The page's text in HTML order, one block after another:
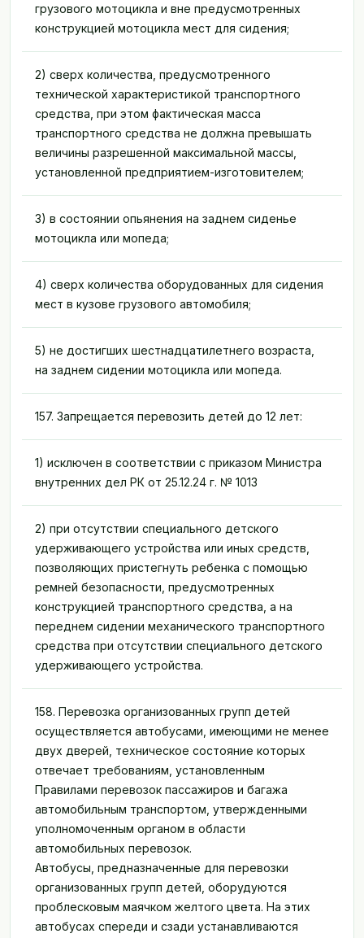
грузового мотоцикла и вне предусмотренных
конструкцией мотоцикла мест для сидения;
2) сверх количества, предусмотренного
технической характеристикой транспортного
средства, при этом фактическая масса
транспортного средства не должна превышать
величины разрешенной максимальной массы,
установленной предприятием-изготовителем;
3) в состоянии опьянения на заднем сиденье
мотоцикла или мопеда;
4) сверх количества оборудованных для сидения
мест в кузове грузового автомобиля;
5) не достигших шестнадцатилетнего возраста,
на заднем сидении мотоцикла или мопеда.
157. Запрещается перевозить детей до 12 лет:
1) исключен в соответствии с приказом Министра
внутренних дел РК от 25.12.24 г. № 1013
2) при отсутствии специального детского
удерживающего устройства или иных средств,
позволяющих пристегнуть ребенка с помощью
ремней безопасности, предусмотренных
конструкцией транспортного средства, а на
переднем сидении механического транспортного
средства при отсутствии специального детского
удерживающего устройства.
158. Перевозка организованных групп детей
осуществляется автобусами, имеющими не менее
двух дверей, техническое состояние которых
отвечает требованиям, установленным
Правилами перевозок пассажиров и багажа
автомобильным транспортом, утвержденными
уполномоченным органом в области
автомобильных перевозок.
Автобусы, предназначенные для перевозки
организованных групп детей, оборудуются
проблесковым маячком желтого цвета. На этих
автобусах спереди и сзади устанавливаются